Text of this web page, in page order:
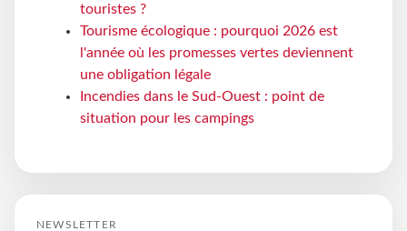
touristes ?
Tourisme écologique : pourquoi 2026 est
l'année où les promesses vertes deviennent
une obligation légale
Incendies dans le Sud-Ouest : point de
situation pour les campings
NEWSLETTER